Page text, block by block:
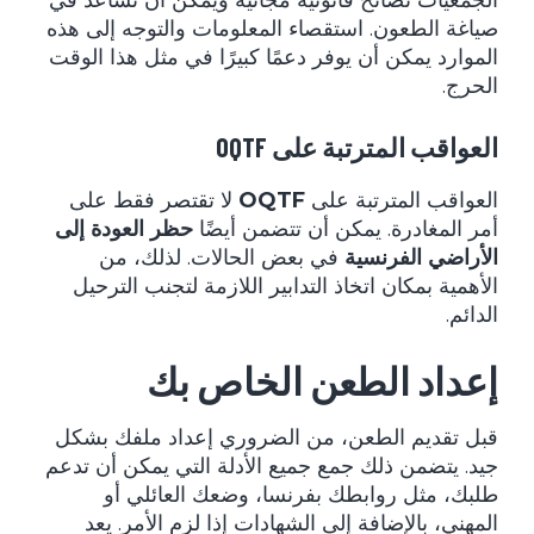
صياغة الطعون. استقصاء المعلومات والتوجه إلى هذه
الموارد يمكن أن يوفر دعمًا كبيرًا في مثل هذا الوقت
الحرج.
العواقب المترتبة على OQTF
العواقب المترتبة على OQTF لا تقتصر فقط على
أمر المغادرة. يمكن أن تتضمن أيضًا حظر العودة إلى
الأراضي الفرنسية في بعض الحالات. لذلك، من
الأهمية بمكان اتخاذ التدابير اللازمة لتجنب الترحيل
الدائم.
إعداد الطعن الخاص بك
قبل تقديم الطعن، من الضروري إعداد ملفك بشكل
جيد. يتضمن ذلك جمع جميع الأدلة التي يمكن أن تدعم
طلبك، مثل روابطك بفرنسا، وضعك العائلي أو
المهني، بالإضافة إلى الشهادات إذا لزم الأمر. يعد